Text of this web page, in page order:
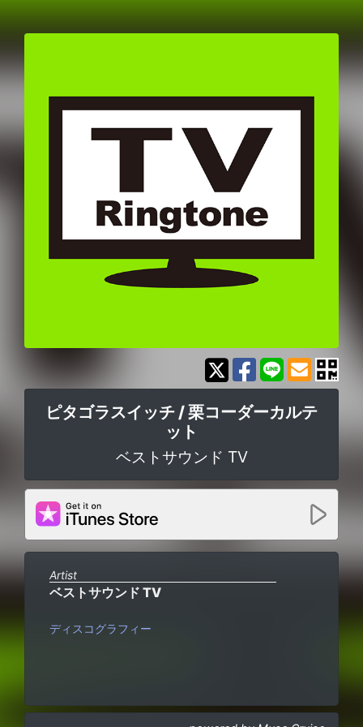
ピタゴラスイッチ / 栗コーダーカルテ
ット
ベストサウンド TV
Artist
ベストサウンド TV
ディスコグラフィー